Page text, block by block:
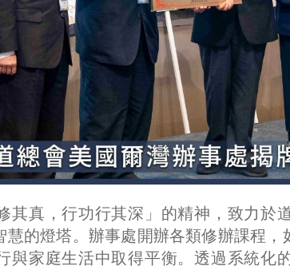
其真，行功行其深」的精神，致力於
慧的燈塔。辦事處開辦各類修辦課程
與家庭生活中取得平衡。透過系統化